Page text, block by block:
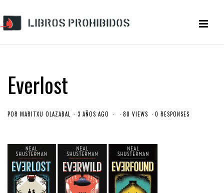
Everlost
POR MARITXU OLAZABAL 3 AÑOS AGO 80 VIEWS 0 RESPONSES